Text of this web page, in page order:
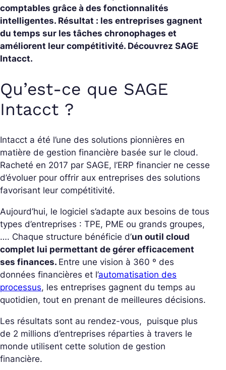
comptables grâce à des fonctionnalités
intelligentes. Résultat : les entreprises gagnent
du temps sur les tâches chronophages et
améliorent leur compétitivité. Découvrez SAGE
Intacct.
Qu’est-ce que SAGE
Intacct ?
Intacct a été l’une des solutions pionnières en
matière de gestion financière basée sur le cloud.
Racheté en 2017 par SAGE, l’ERP financier ne cesse
d’évoluer pour offrir aux entreprises des solutions
favorisant leur compétitivité.
Aujourd’hui, le logiciel s’adapte aux besoins de tous
types d’entreprises : TPE, PME ou grands groupes,
…. Chaque structure bénéficie d’un outil cloud
complet lui permettant de gérer efficacement
ses finances. Entre une vision à 360 º des
données financières et l’automatisation des
processus, les entreprises gagnent du temps au
quotidien, tout en prenant de meilleures décisions.
Les résultats sont au rendez-vous, puisque plus
de 2 millions d’entreprises réparties à travers le
monde utilisent cette solution de gestion
financière.